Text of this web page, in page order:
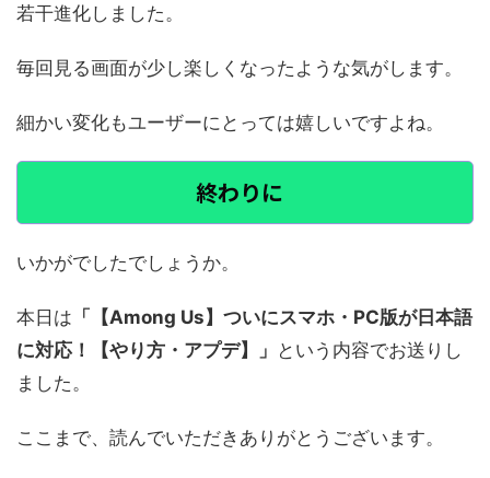
若干進化しました。
毎回見る画面が少し楽しくなったような気がします。
細かい変化もユーザーにとっては嬉しいですよね。
終わりに
いかがでしたでしょうか。
本日は 「【Among Us】ついにスマホ・PC版が日本語
に対応！【やり方・アプデ】」 という内容でお送りし
ました。
ここまで、読んでいただきありがとうございます。